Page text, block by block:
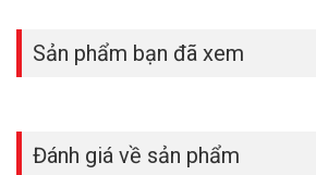
HIKSEMI HS-TF-D1/64G
– Thẻ nhớ MicroSDHC™
– Tốc độ ghi 40MB/s, V30
Sản phẩm bạn đã xem
Đánh giá về sản phẩm